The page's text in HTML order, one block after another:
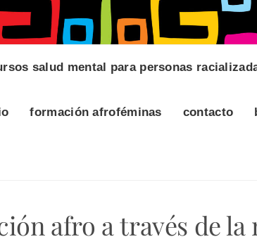
salud mental para personas
formación afroféminas contacto
afro a través de la